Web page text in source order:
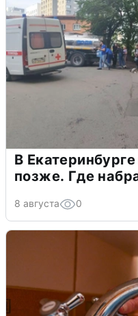
В
позже. Где
8 августа 0